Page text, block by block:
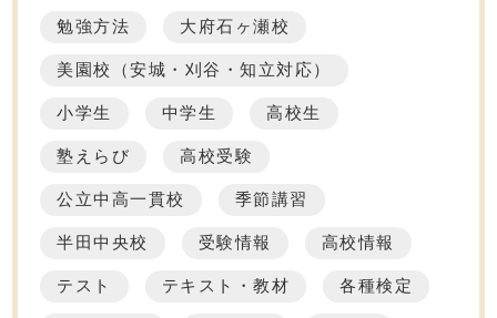
勉強方法 大府石ヶ瀬校
美園校（安城・刈谷・知立対応）
小学生 中学生 高校生
塾えらび 高校受験
公立中高一貫校 季節講習
半田中央校 受験情報 高校情報
テスト テキスト・教材 各種検定